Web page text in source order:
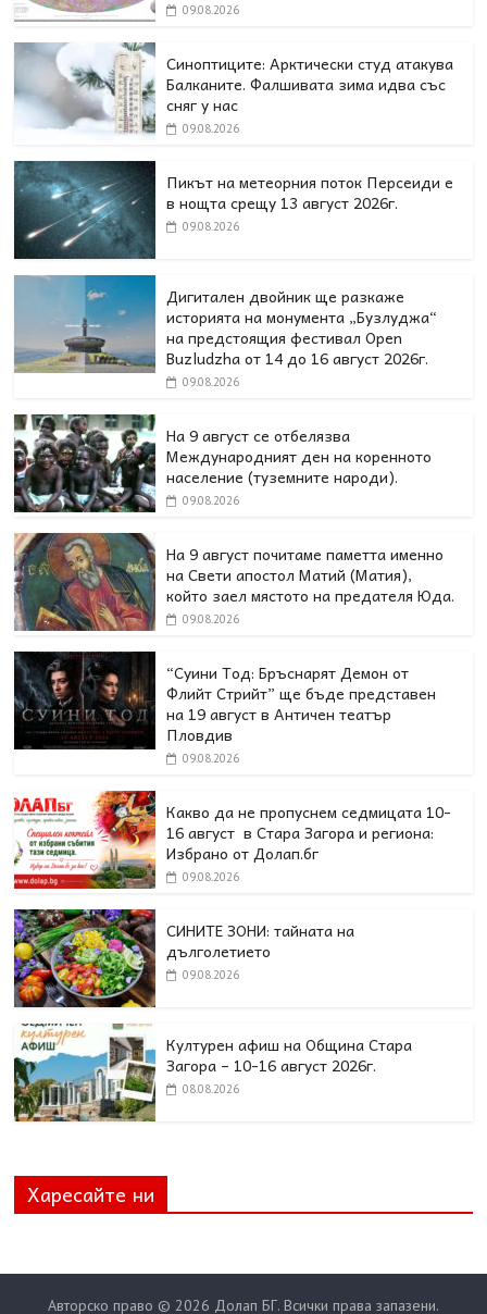
09.08.2026
Синоптиците: Арктически студ атакува
Балканите. Фалшивата зима идва със
сняг у нас
09.08.2026
Пикът на метеорния поток Персеиди е
в нощта срещу 13 август 2026г.
09.08.2026
Дигитален двойник ще разкаже
историята на монумента „Бузлуджа“
на предстоящия фестивал Open
Buzludzha от 14 до 16 август 2026г.
09.08.2026
На 9 август се отбелязва
Международният ден на коренното
население (туземните народи).
09.08.2026
На 9 август почитаме паметта именно
на Свети апостол Матий (Матия),
който заел мястото на предателя Юда.
09.08.2026
“Суини Тод: Бръснарят Демон от
Флийт Стрийт” ще бъде представен
на 19 август в Античен театър
Пловдив
09.08.2026
Какво да не пропуснем седмицата 10-
16 август в Стара Загора и региона:
Избрано от Долап.бг
09.08.2026
СИНИТЕ ЗОНИ: тайната на
дълголетието
09.08.2026
Културен афиш на Община Стара
Загора – 10-16 август 2026г.
08.08.2026
Харесайте ни
Авторско право © 2026 Долап БГ. Всички права запазени.